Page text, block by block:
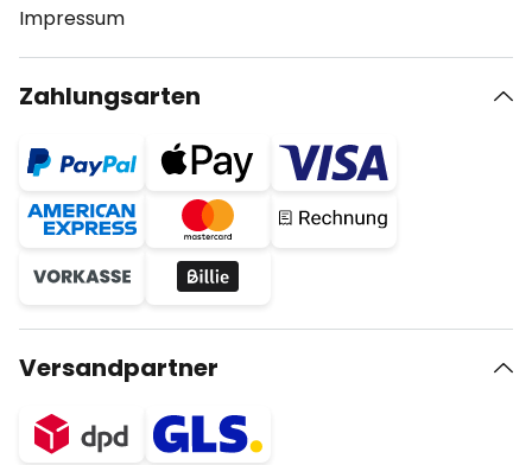
Impressum
Zahlungsarten
Versandpartner